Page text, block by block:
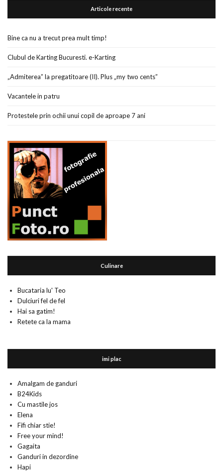
Articole recente
Bine ca nu a trecut prea mult timp!
Clubul de Karting Bucuresti. e-Karting
„Admiterea” la pregatitoare (II). Plus „my two cents”
Vacantele in patru
Protestele prin ochii unui copil de aproape 7 ani
Culinare
Bucataria lu' Teo
Dulciuri fel de fel
Hai sa gatim!
Retete ca la mama
imi plac
Amalgam de ganduri
B24Kids
Cu mastile jos
Elena
Fifi chiar stie!
Free your mind!
Gagaita
Ganduri in dezordine
Hapi